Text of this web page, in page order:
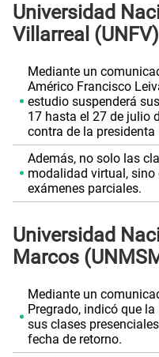
Universidad
Villarreal (UNFV)
Mediante un
Américo Francisco
estudio suspenderá
17 hasta el 27 de julio
contra de la presidenta
Además, no solo las
modalidad virtual,
exámenes parciales.
Universidad
Marcos
Mediante un
Pregrado, indicó que
sus clases
fecha de retorno.